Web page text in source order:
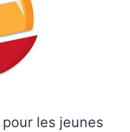
pour les jeunes